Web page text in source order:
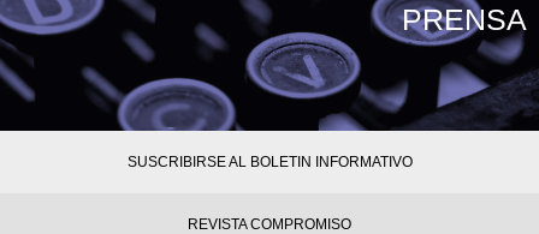
PRENSA
SUSCRIBIRSE AL BOLETIN INFORMATIVO
REVISTA COMPROMISO